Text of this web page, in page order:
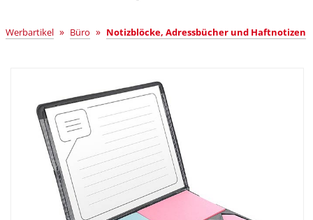
Werbartikel » Büro » Notizblöcke, Adressbücher und Haftnotizen